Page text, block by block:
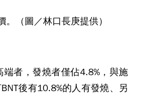
（圖／林口長庚提供）
者，發燒者僅佔4.8%，與施
後有10.8%的人有發燒、另